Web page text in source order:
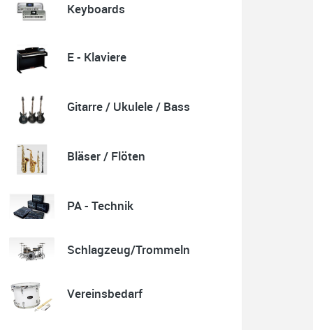
Quelle: Google-Rezension
Korrespondenz, Kommunikation und Verkauf top.
Abholung der Ware reibungslos.
Sehr zu empfehlen....
auch nah!
Keyboards
E - Klaviere
Gitarre / Ukulele / Bass
Bläser / Flöten
PA - Technik
Schlagzeug/Trommeln
Vereinsbedarf